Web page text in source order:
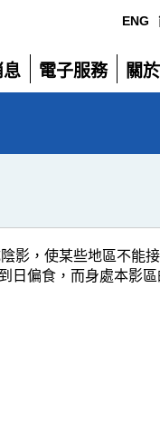
ENG
息
電子服務
展
關
展
影，使某些地區不能
日偏食，而身處本影區